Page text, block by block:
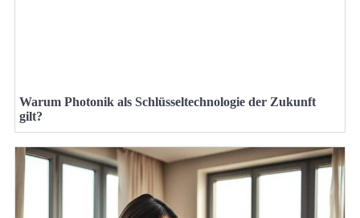
Warum Photonik als Schlüsseltechnologie der Zukunft
gilt?